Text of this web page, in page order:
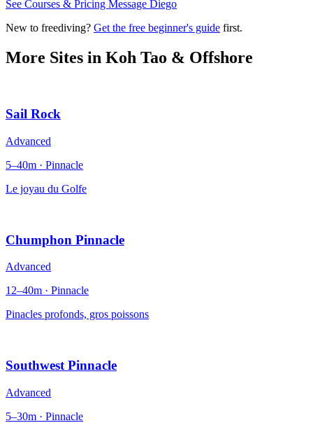
See Courses & Pricing Message Diego
New to freediving? Get the free beginner's guide first.
More Sites in Koh Tao & Offshore
Sail Rock
Advanced
5–40m · Pinnacle
Le joyau du Golfe
Chumphon Pinnacle
Advanced
12–40m · Pinnacle
Pinacles profonds, gros poissons
Southwest Pinnacle
Advanced
5–30m · Pinnacle